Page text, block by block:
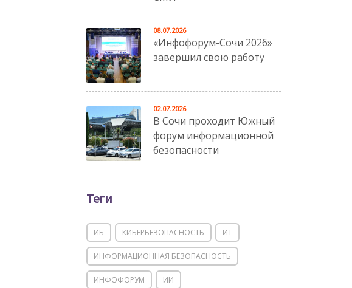
«Инфофорум-Сочи 2026»
завершил свою работу
08.07.2026
В Сочи проходит Южный
форум информационной
безопасности
02.07.2026
Теги
ИБ КИБЕРБЕЗОПАСНОСТЬ ИТ
ИНФОРМАЦИОННАЯ БЕЗОПАСНОСТЬ
ИНФОФОРУМ ИИ